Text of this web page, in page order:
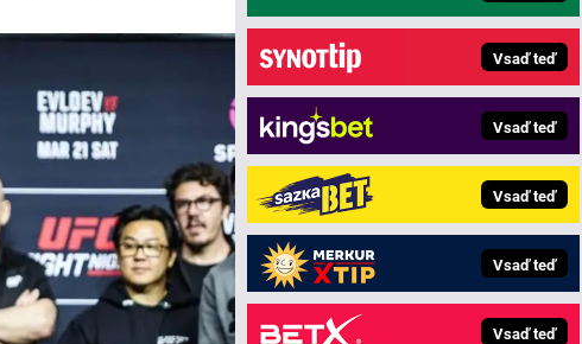
Vsaď teď
Vsaď teď
Vsaď teď
Vsaď teď
Vsaď teď